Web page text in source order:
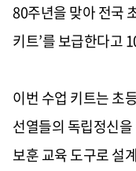
80주년을 맞아 전국
키트’를 보급한다고
이번 수업 키트는 초
선열들의 독립정신
보훈 교육 도구로 설